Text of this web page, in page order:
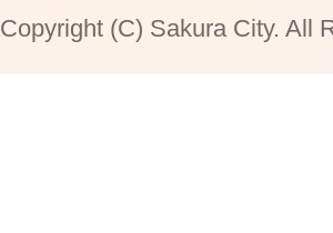
Copyright (C) Sakura City. All